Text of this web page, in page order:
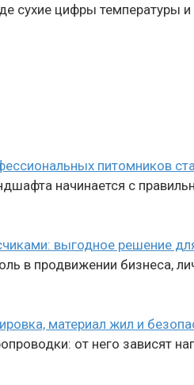
сухие цифры температуры
питомников
начинается с
выгодное решение
в продвижении бизнеса,
материал жил и
от него зависят